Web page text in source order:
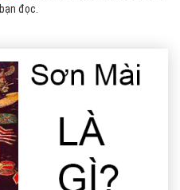
đọc.